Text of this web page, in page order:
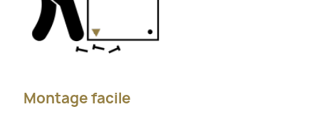
Montage facile